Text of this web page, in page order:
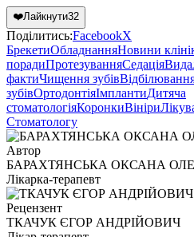
❤️Лайкнути32
Поділитись:FacebookX
БрекетиОбладнанняНовини
порадиПротезуванняСедація
фактиЧищення зубів
зубівОртодонтіяІмплантиДитяча
стоматологіяКоронкиВініри
Стоматологу
Автор
БАРАХТЯНСЬКА ОКСАНА
Лікарка-терапевт
Рецензент
ТКАЧУК ЄГОР АНДРІЙОВИЧ